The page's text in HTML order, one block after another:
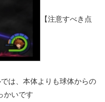
【注意すべき点
は、本体よりも球体からの
かいです